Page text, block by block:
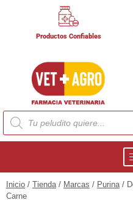
Productos Confiables
Inicio / Tienda/ Marcas / Purina/
Carne